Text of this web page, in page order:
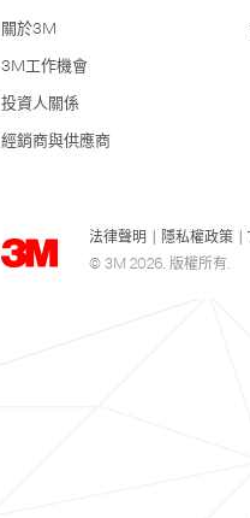
關於3M
3M工作機會
投資人關係
經銷商與供應商
法律聲明 隱私權政策
© 3M 2026. 版權所有.